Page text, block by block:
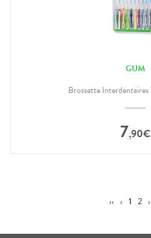
GUM
Brossette
7,90€
‹‹ ‹ 1 2 ›